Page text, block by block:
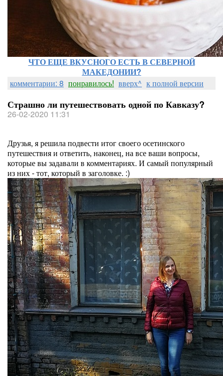
ЧТО ЕЩЕ ВКУСНОГО ЕСТЬ В СЕВЕРНОЙ
МАКЕДОНИИ?
комментарии: 8 понравилось! вверх^ к полной версии
Страшно ли путешествовать одной по Кавказу?
26-02-2020 11:31
Друзья, я решила подвести итог своего осетинского
путешествия и ответить, наконец, на все ваши вопросы,
которые вы задавали в комментариях. И самый популярный
из них - тот, который в заголовке. :)